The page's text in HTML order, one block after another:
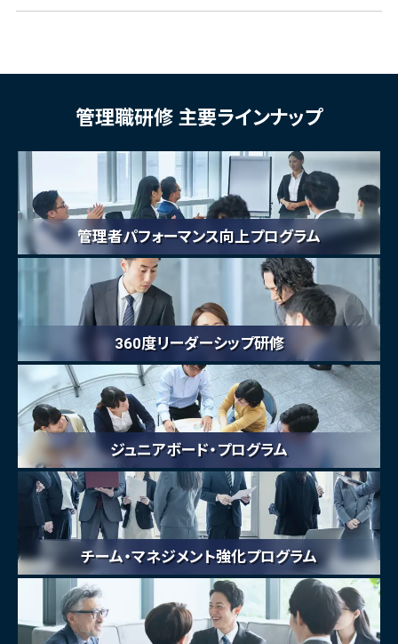
管理職研修 主要ラインナップ
管理者パフォーマンス向上プログラム
360度リーダーシップ研修
ジュニアボード・プログラム
チーム・マネジメント強化プログラム